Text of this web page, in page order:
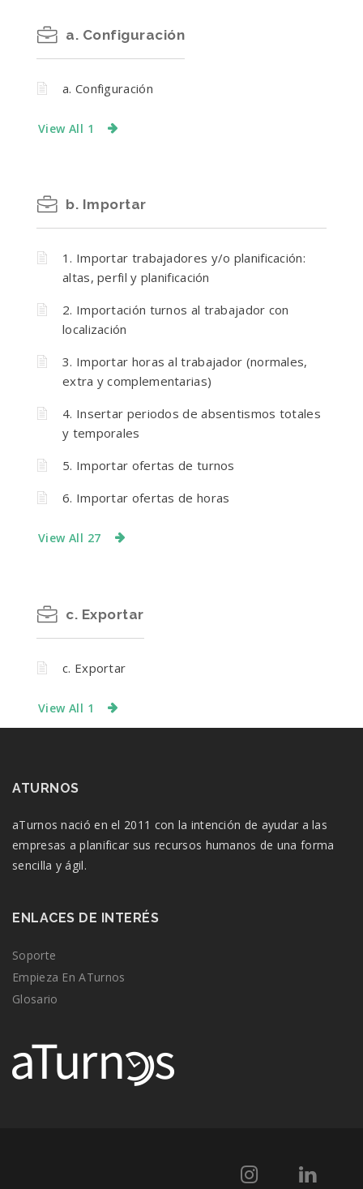
a. Configuración
a. Configuración
View All 1
b. Importar
1. Importar trabajadores y/o planificación:
altas, perfil y planificación
2. Importación turnos al trabajador con
localización
3. Importar horas al trabajador (normales,
extra y complementarias)
4. Insertar periodos de absentismos totales
y temporales
5. Importar ofertas de turnos
6. Importar ofertas de horas
View All 27
c. Exportar
c. Exportar
View All 1
ATURNOS
aTurnos nació en el 2011 con la intención de ayudar a las
empresas a planificar sus recursos humanos de una forma
sencilla y ágil.
ENLACES DE INTERÉS
Soporte
Empieza En ATurnos
Glosario